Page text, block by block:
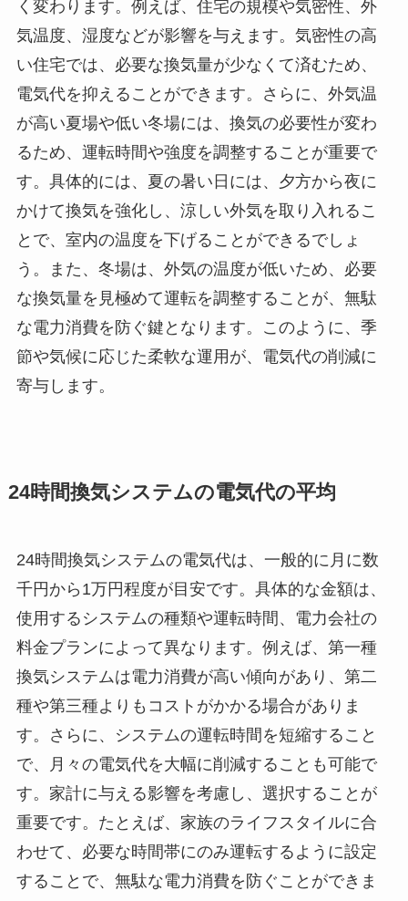
く変わります。例えば、住宅の規模や気密性、外
気温度、湿度などが影響を与えます。気密性の高
い住宅では、必要な換気量が少なくて済むため、
電気代を抑えることができます。さらに、外気温
が高い夏場や低い冬場には、換気の必要性が変わ
るため、運転時間や強度を調整することが重要で
す。具体的には、夏の暑い日には、夕方から夜に
かけて換気を強化し、涼しい外気を取り入れるこ
とで、室内の温度を下げることができるでしょ
う。また、冬場は、外気の温度が低いため、必要
な換気量を見極めて運転を調整することが、無駄
な電力消費を防ぐ鍵となります。このように、季
節や気候に応じた柔軟な運用が、電気代の削減に
寄与します。
24時間換気システムの電気代の平均
24時間換気システムの電気代は、一般的に月に数
千円から1万円程度が目安です。具体的な金額は、
使用するシステムの種類や運転時間、電力会社の
料金プランによって異なります。例えば、第一種
換気システムは電力消費が高い傾向があり、第二
種や第三種よりもコストがかかる場合がありま
す。さらに、システムの運転時間を短縮すること
で、月々の電気代を大幅に削減することも可能で
す。家計に与える影響を考慮し、選択することが
重要です。たとえば、家族のライフスタイルに合
わせて、必要な時間帯にのみ運転するように設定
することで、無駄な電力消費を防ぐことができま